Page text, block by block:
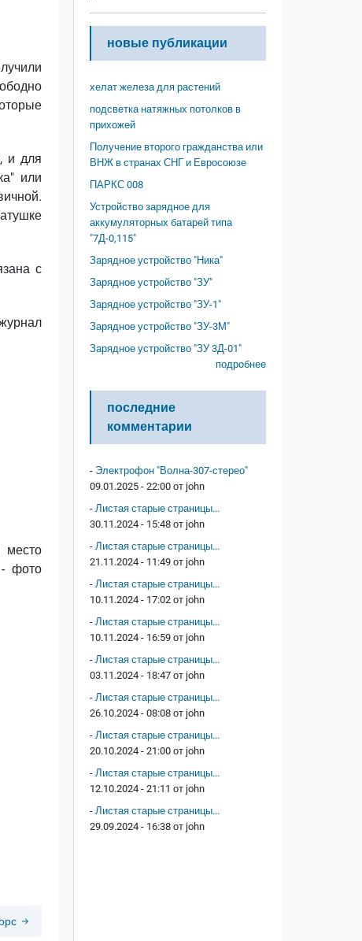
и для
или
с
место
фото
новые публикации
хелат железа для растений
подсветка натяжных потолков в
прихожей
Получение второго гражданства или
ВНЖ в странах СНГ и Евросоюзе
ПАРКС 008
Устройство зарядное для
аккумуляторных батарей типа
"7Д-0,115"
Зарядное устройство "Ника"
Зарядное устройство "ЗУ"
Зарядное устройство "ЗУ-1"
Зарядное устройство "ЗУ-3М"
Зарядное устройство "ЗУ 3Д-01"
подробнее
последние
комментарии
- Электрофон "Волна-307-стерео"
09.01.2025 - 22:00 от john
- Листая старые страницы...
30.11.2024 - 15:48 от john
- Листая старые страницы...
21.11.2024 - 11:49 от john
- Листая старые страницы...
10.11.2024 - 17:02 от john
- Листая старые страницы...
10.11.2024 - 16:59 от john
- Листая старые страницы...
03.11.2024 - 18:47 от john
- Листая старые страницы...
26.10.2024 - 08:08 от john
- Листая старые страницы...
20.10.2024 - 21:00 от john
- Листая старые страницы...
12.10.2024 - 21:11 от john
- Листая старые страницы...
29.09.2024 - 16:38 от john